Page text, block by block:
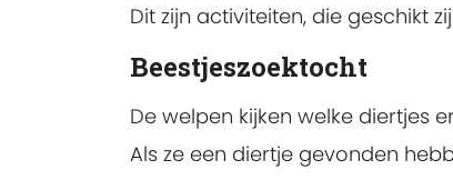
Dit zijn activiteiten, die geschikt
Beestjeszoektocht
De welpen kijken welke diertjes
Als ze een diertje gevonden